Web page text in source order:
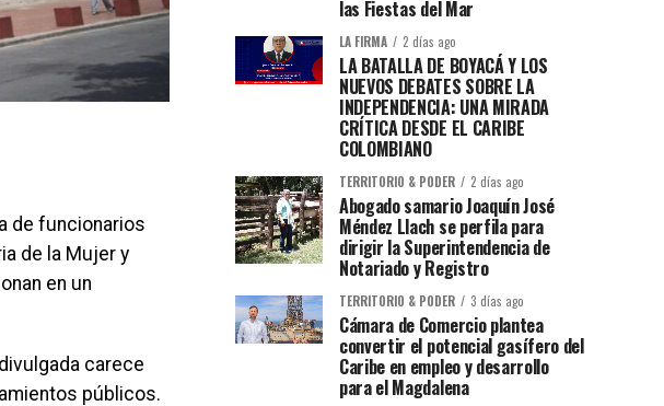
de funcionarios
de la Mujer y
en un
carece
públicos.
las Fiestas del Mar
LA FIRMA 2 días ago
LA BATALLA DE BOYACÁ Y LOS
NUEVOS DEBATES SOBRE LA
INDEPENDENCIA: UNA MIRADA
CRÍTICA DESDE EL CARIBE
COLOMBIANO
TERRITORIO & PODER 2 días ago
Abogado samario Joaquín José
Méndez Llach se perfila para
dirigir la Superintendencia de
Notariado y Registro
TERRITORIO & PODER 3 días ago
Cámara de Comercio plantea
convertir el potencial gasífero del
Caribe en empleo y desarrollo
para el Magdalena